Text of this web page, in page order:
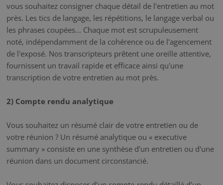
vous souhaitez consigner chaque détail de l'entretien au mot
près. Les tics de langage, les répétitions, le langage verbal ou
les phrases coupées... Chaque mot est scrupuleusement
noté, indépendamment de la cohérence ou de l'agencement
de l'exposé. Nos transcripteurs prêtent une oreille attentive,
fournissent un travail rapide et efficace ainsi qu'une
transcription de votre entretien au mot près.
2) Compte rendu analytique
Vous souhaitez un résumé clair de votre entretien ou de
votre réunion ? Un résumé analytique ou « executive
summary » consiste en une synthèse d'un entretien ou d'une
réunion dans un document circonstancié.